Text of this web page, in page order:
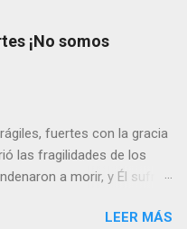
¡No somos
fuertes con la gracia
las fragilidades de los
a morir, y Él sufrió
Que, si seguimos susLEER MÁS